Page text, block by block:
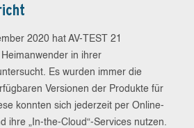
2020 hat AV-TEST 21
in ihrer
Es wurden immer die
Versionen der Produkte für
konnten sich jederzeit per Online-
ihre „In-the-Cloud“-Services nutzen.